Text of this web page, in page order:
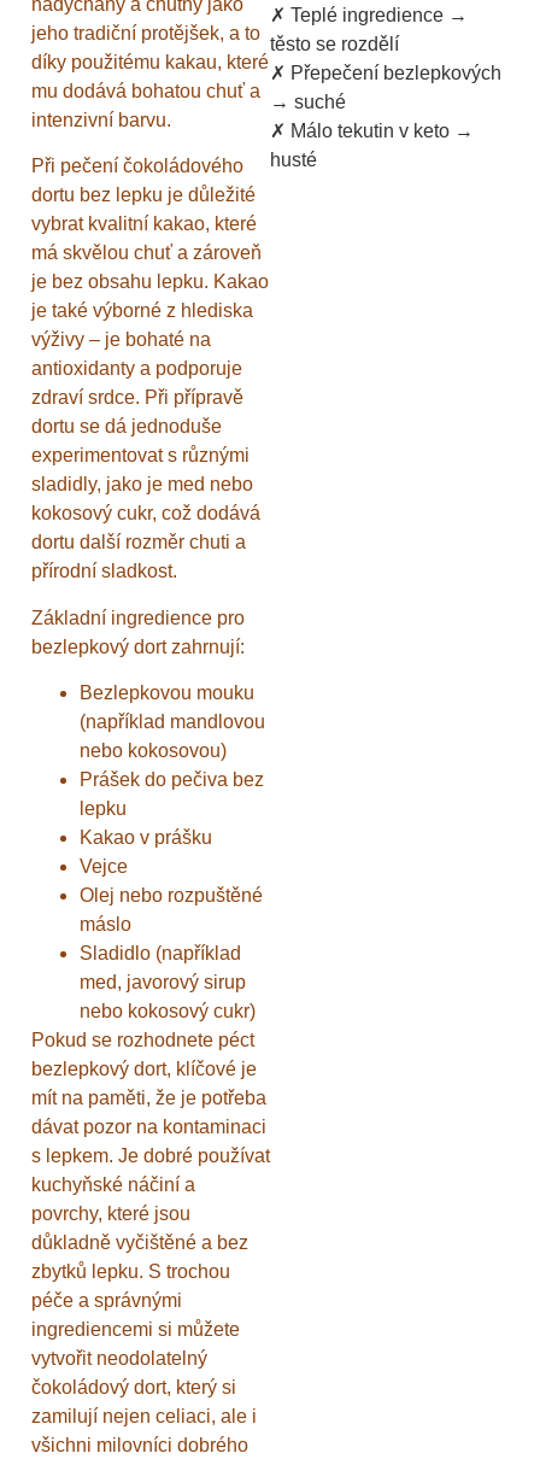
nadýchaný a chutný jako
jeho tradiční protějšek, a to
díky použitému kakau, které
mu dodává bohatou chuť a
intenzivní barvu.
Při pečení čokoládového
dortu bez lepku je důležité
vybrat kvalitní kakao, které
má skvělou chuť a zároveň
je bez obsahu lepku. Kakao
je také výborné z hlediska
výživy – je bohaté na
antioxidanty a podporuje
zdraví srdce. Při přípravě
dortu se dá jednoduše
experimentovat s různými
sladidly, jako je med nebo
kokosový cukr, což dodává
dortu další rozměr chuti a
přírodní sladkost.
Základní ingredience pro
bezlepkový dort zahrnují:
Bezlepkovou mouku
(například mandlovou
nebo kokosovou)
Prášek do pečiva bez
lepku
Kakao v prášku
Vejce
Olej nebo rozpuštěné
máslo
Sladidlo (například
med, javorový sirup
nebo kokosový cukr)
Pokud se rozhodnete péct
bezlepkový dort, klíčové je
mít na paměti, že je potřeba
dávat pozor na kontaminaci
s lepkem. Je dobré používat
kuchyňské náčiní a
povrchy, které jsou
důkladně vyčištěné a bez
zbytků lepku. S trochou
péče a správnými
ingrediencemi si můžete
vytvořit neodolatelný
čokoládový dort, který si
zamilují nejen celiaci, ale i
všichni milovníci dobrého
✗ Teplé ingredience →
těsto se rozdělí
✗ Přepečení bezlepkových
→ suché
✗ Málo tekutin v keto →
husté